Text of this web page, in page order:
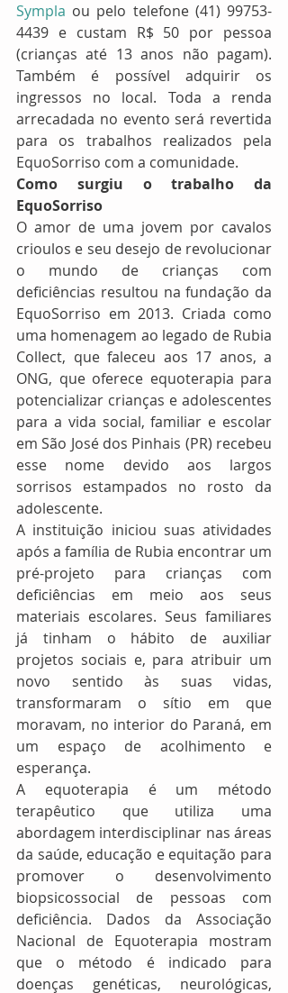
Sympla ou pelo telefone (41) 99753-
4439 e custam R$ 50 por pessoa
(crianças até 13 anos não pagam).
Também é possível adquirir os
ingressos no local. Toda a renda
arrecadada no evento será revertida
para os trabalhos realizados pela
EquoSorriso com a comunidade.
Como surgiu o trabalho da
EquoSorriso
O amor de uma jovem por cavalos
crioulos e seu desejo de revolucionar
o mundo de crianças com
deficiências resultou na fundação da
EquoSorriso em 2013. Criada como
uma homenagem ao legado de Rubia
Collect, que faleceu aos 17 anos, a
ONG, que oferece equoterapia para
potencializar crianças e adolescentes
para a vida social, familiar e escolar
em São José dos Pinhais (PR) recebeu
esse nome devido aos largos
sorrisos estampados no rosto da
adolescente.
A instituição iniciou suas atividades
após a família de Rubia encontrar um
pré-projeto para crianças com
deficiências em meio aos seus
materiais escolares. Seus familiares
já tinham o hábito de auxiliar
projetos sociais e, para atribuir um
novo sentido às suas vidas,
transformaram o sítio em que
moravam, no interior do Paraná, em
um espaço de acolhimento e
esperança.
A equoterapia é um método
terapêutico que utiliza uma
abordagem interdisciplinar nas áreas
da saúde, educação e equitação para
promover o desenvolvimento
biopsicossocial de pessoas com
deficiência. Dados da Associação
Nacional de Equoterapia mostram
que o método é indicado para
doenças genéticas, neurológicas,